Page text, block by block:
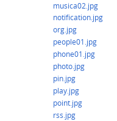
musica02.jpg
notification.jpg
org.jpg
people01.jpg
phone01.jpg
photo.jpg
pin.jpg
play.jpg
point.jpg
rss.jpg